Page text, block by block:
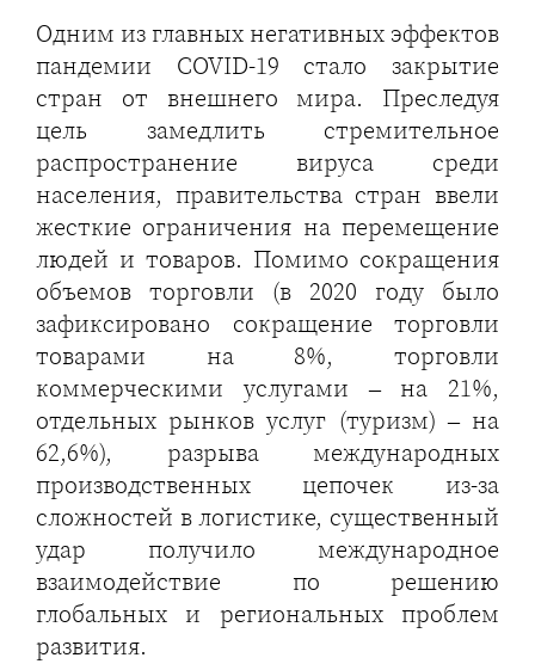
Одним из главных негативных эффектов
пандемии COVID-19 стало закрытие
стран от внешнего мира. Преследуя
цель замедлить стремительное
распространение вируса среди
населения, правительства стран ввели
жесткие ограничения на перемещение
людей и товаров. Помимо сокращения
объемов торговли (в 2020 году было
зафиксировано сокращение торговли
товарами на 8%, торговли
коммерческими услугами – на 21%,
отдельных рынков услуг (туризм) – на
62,6%), разрыва международных
производственных цепочек из-за
сложностей в логистике, существенный
удар получило международное
взаимодействие по решению
глобальных и региональных проблем
развития.